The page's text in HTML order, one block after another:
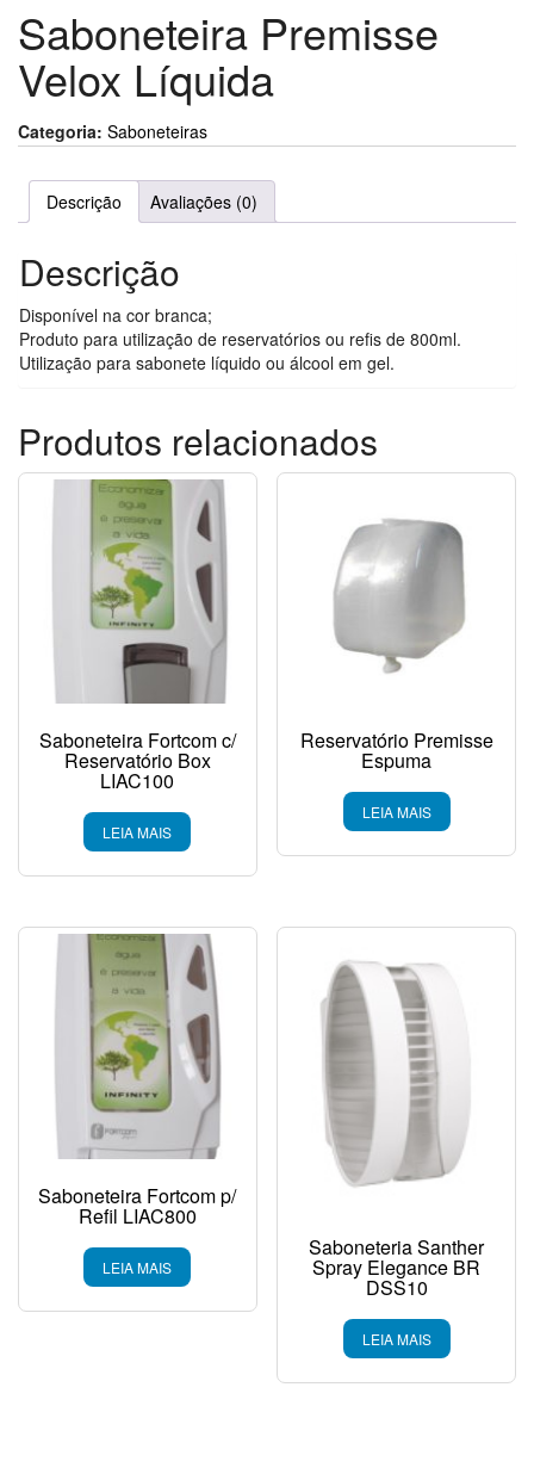
Saboneteira Premisse
Velox Líquida
Categoria: Saboneteiras
Descrição Avaliações (0)
Descrição
Disponível na cor branca;
Produto para utilização de reservatórios ou refis de 800ml.
Utilização para sabonete líquido ou álcool em gel.
Produtos relacionados
Saboneteira Fortcom c/
Reservatório Box
LIAC100
LEIA MAIS
Reservatório Premisse
Espuma
LEIA MAIS
Saboneteira Fortcom p/
Refil LIAC800
LEIA MAIS
Saboneteria Santher
Spray Elegance BR
DSS10
LEIA MAIS